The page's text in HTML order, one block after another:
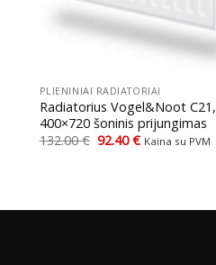
PLIENINIAI RADIATORIAI
Radiatorius Vogel&Noot C21,
400×720 šoninis prijungimas
132.00€ Original
92.40€Current
Kaina su PVM